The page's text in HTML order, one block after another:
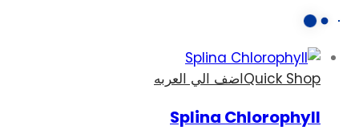
Quick Shopاضف الي العربه
Splina Chlorophyll